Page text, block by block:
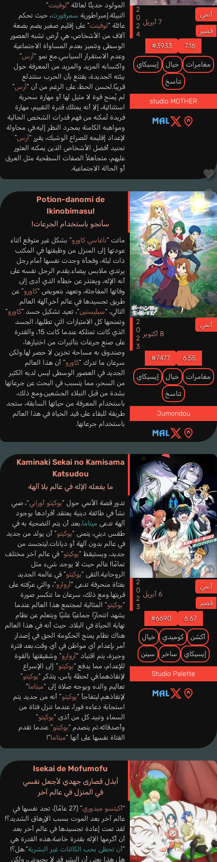
أنمي
قصير
7 أبريل 2024
7.16
#3933
مغامرات خيال إيسيكاي
تناسخ
studio MOTHER
المولود حديثًا لعائلة “لوفينت”
النبيلة.إمبراطورية سمرفورث، حيث تحكم
عائلة “لوفينت” على إقليم صغير يضم بضعة
آلاف من الأشخاص، هي أرض تشبه العصور
الوسطى وتتميز بعدم المساواة الاجتماعية
وعدم الاستقرار السياسي.مع نمو “آرس”
واكتسابه المزيد والمزيد من المعرفة حول
بيئته الجديدة، يقتنع بأن الحرب ستندلع
قريبًا.لحسن الحظ، على الرغم من أن “آرس”
لم يُمنح قوة لا مثيل لها أو مهارة سحرية
استثنائية، إلا أنه يمتلك قدرة التقييم، مهارة
فريدة تُمكنه من فهم قدرات الشخص الحالية
ومواهبه الكامنة بمجرد النظر إليه.في محاولة
لإعداد إقليمه للصراع الوشيك، يقرر “آرس”
تجنيد أفضل الأشخاص الذين يمكنه العثور
عليهم، متجاهلاً الصفات السطحية مثل العرق
أو الحالة الاجتماعية.
Potion-danomi de
Ikinobimasu!
سأنجو باستخدام الجرعات!
أنمي
8 أكتوبر
2023
6.55
#7477
مغامرات خيال إيسيكاي
تناسخ
Jumondou
ماتت “ناغاسي كاورو” بشكل غير متوقع أثناء
عودتها إلى المنزل من وظيفتها في المكتب
ذات ليلة، وفجأة وجدت نفسها أمام رجل
يرتدي ملابس بيضاء.يقدم الرجل نفسه على
أنه الإله، ويعتذر عن خطأه الذي أدى إلى
وفاتها المفاجئة، وتعهد بتعويض “كاورو” عن
طريق تجسيدها في عالم آخر.آلهة العالم
التالي، “سيليستين“، تعيد تشكيل جسد “كاورو”
وتمنحها كل الامتيازات التي تطلبها، الجسد
الذي كانت تمتلكه عندما كانت 15، والقدرة
على صنع جرعات بتأثيرات من اختيارها،
وصندوق به مساحة تخزين لا حصر لها.ولكن
سرعان ما تدرك “كاورو” أن هذا العالم
الجديد في العصور الوسطى ليس لديه الكثير
من السحر، مما يتسبب في البحث عن جرعاتها
بشدة من قبل النبلاء الجشعين.ومع ذلك،
باستخدام المعرفة من حياتها السابقة، ستجد
طريقة للبقاء على قيد الحياة في هذا العالم
باستخدام جرعاتها.
Kaminaki Sekai no Kamisama
Katsudou
ما يفعله الإله في عالم بلا آلهة
أنمي
قصير
6 أبريل 2023
6.67
#6690
أكشن كوميدي خيال
إيسيكاي ساخر سينن
Studio Palette
تدور قصة الأنمي حول “يوكيتو أورابي“، صبي
نشأ في طائفة دينية يعتقد أفرادها بوجود
آلهة تدعى ميتاما.بعد أن يتم التضحية به في
طقس ديني، يتمنى “يوكيتو” أن يولد من جديد
في عالم بدون آلهة أو ديانات.ليتجسد من
جديد، ويستيقظ “يوكيتو” في عالم آخر مختلف
تمامًا! عالم حيث لا يوجد شيء مثل
الروحانية.التقى “يوكيتو” في عالمه الجديد
بفتاة منحرفة تدعى “أروارو“، والتي عرّفته على
قريتها.ومع ذلك، سرعان ما تنكسر صورة
“يوكيتو” المثالية لمجتمع هذا العالم عندما
يشهد انتحارًا جماعيًا علنيًا ويتعلم عن نظام
نهاية الحياة في البلاد. حيث أنه في هذا العالم
هناك نظام يمنح الحكومة الحق في إصدار
أمر بإعدام أي مواطن في أي وقت.بعد فترة
وجيزة، يتم اقتياد “أروارو” وشقيقتها بالقوة
للإعدام، مما يدفع “يوكيتو” إلى الإسراع
لإنقاذهما.في لحظة يأس، يتذكر “يوكيتو”
تعاليم والده ويوجه صلاة إلى “ميتاما”
لإنقاذهم.ليتفاجأ “يوكيتو” أنه من جديد يتم
استجابة دعاءه فورا، عندما تنزل فتاة من
السماء وتبيد كل من أذى “يوكيتو”
وأصدقائه.ثم ينصدم “يوكيتو” عندما تقدم
الفتاة نفسها على أنها “ميتاما“!
Isekai de Mofumofu
أبذل قصارى جهدي لأجعل نفسي
في المنزل في عالم آخر
“أكيتسو ميدوري
” (27 عامًا)، تجد نفسها في
عالم آخر بعد الموت بسبب الإرهاق الشديد؟!
لقد تمت إعادة تجسيدها في عالم آخر بعد
أن أكرمها الإله بقدرة خاصة.هذه القدرة هي
“أن تحظى بحب الكائنات غير البشرية“.هل؟!
هل هذا يعني أن البشر قد لا يحبونني، ولكن